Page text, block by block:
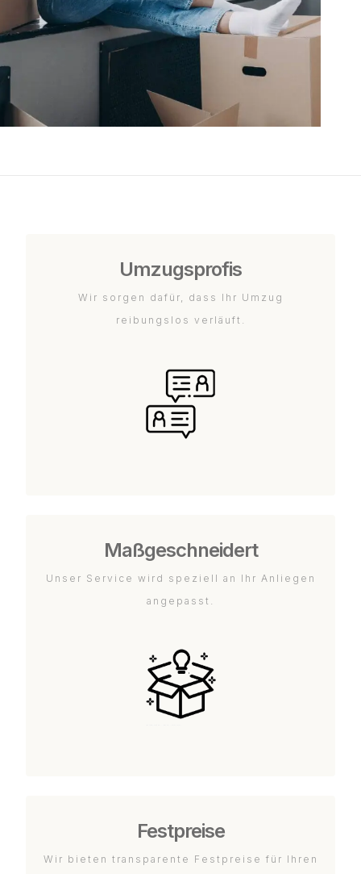
Umzugsprofis
Wir sorgen dafür, dass Ihr Umzug
reibungslos verläuft.
Maßgeschneidert
Unser Service wird speziell an Ihr Anliegen
angepasst.
Festpreise
Wir bieten transparente Festpreise für Ihren